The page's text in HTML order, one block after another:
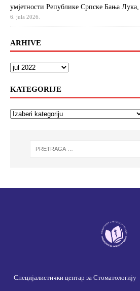
умјетности Републике Српске Бања
6. jula 2026.
ARHIVE
KATEGORIJE
Специјалистички центар за Стоматологију